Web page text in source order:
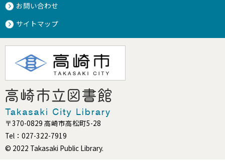
お問い合わせ
サイトマップ
〒370-0829 高崎市高松町5-28
Tel：027-322-7919
© 2022 Takasaki Public Library.